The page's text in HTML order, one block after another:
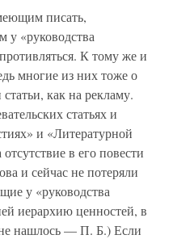
писать,
у «руководства
К тому же и
многие из них тоже о
как на рекламу.
статьях и
и «Литературной
в его повести
и сейчас не потеряли
у «руководства
иерархию ценностей, в
нашлось — П. Б.) Если